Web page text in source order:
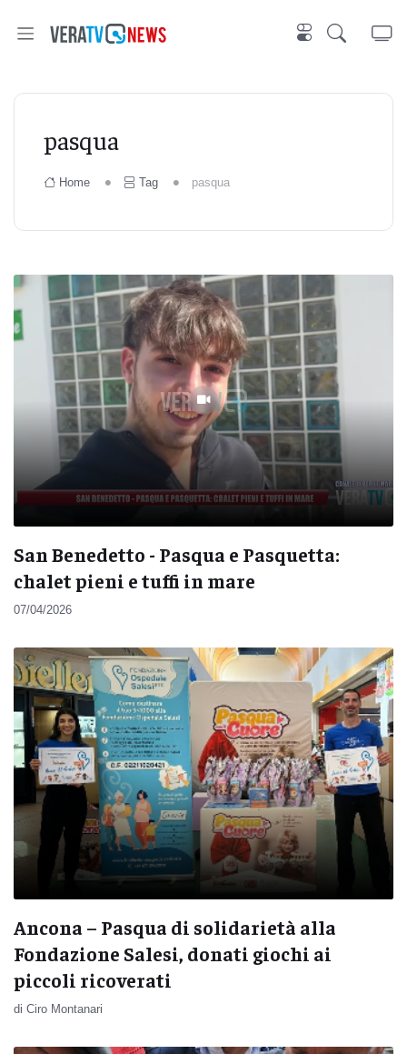
pasqua
Home Tag pasqua
San Benedetto - Pasqua e Pasquetta:
chalet pieni e tuffi in mare
07/04/2026
Ancona – Pasqua di solidarietà alla
Fondazione Salesi, donati giochi ai
piccoli ricoverati
di Ciro Montanari